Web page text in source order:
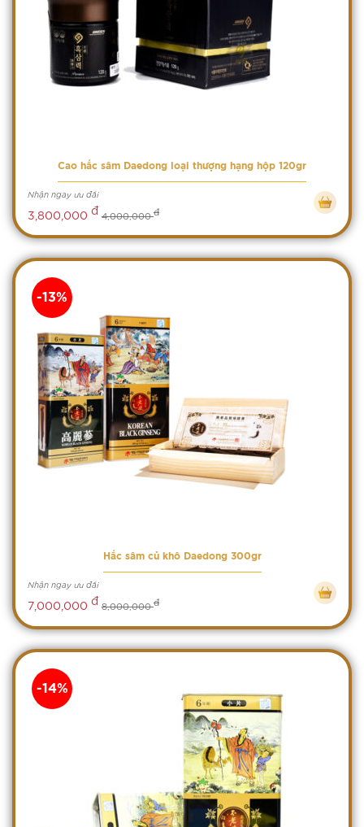
Cao hắc sâm Daedong loại thượng hạng hộp 120gr
Nhận ngay ưu đãi
3,800,000 đ 4,000,000đ
Hắc sâm củ khô Daedong 300gr
Nhận ngay ưu đãi
7,000,000 đ 8,000,000đ
-13%
-14%